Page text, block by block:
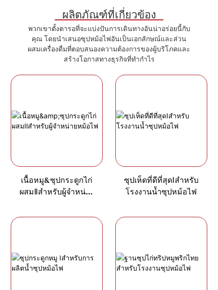
ผลิตภัณฑ์ที่เกี่ยวข้อง
พวกเขาตั้งตารอที่จะแบ่งปันการเดินทางอันน่าอร่อยนี้กับ
คุณ โดยนำเสนอซุปหม้อไฟอันเป็นเอกลักษณ์และส่วน
ผสมเครื่องดื่มที่ตอบสนองความต้องการของผู้บริโภคและ
สร้างโอกาสทางธุรกิจที่ทำกำไร
เนื้อหมู&ซุปกระดูกไก่
ผสมⅡสำหรับผู้จำหน่าย
ซุปเห็ดที่ดีที่สุดⅠสำหรับ
โรงงานน้ำซุปหม้อไฟ